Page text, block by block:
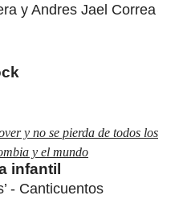
y Andres Jael Correa
y no se pierda de todos los
y el mundo
infantil
- Canticuentos